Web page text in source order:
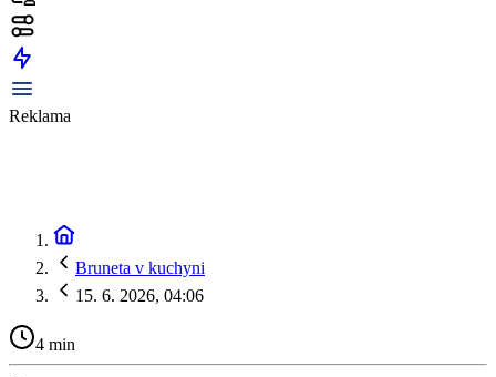
Reklama
Bruneta v kuchyni
15. 6. 2026, 04:06
4 min